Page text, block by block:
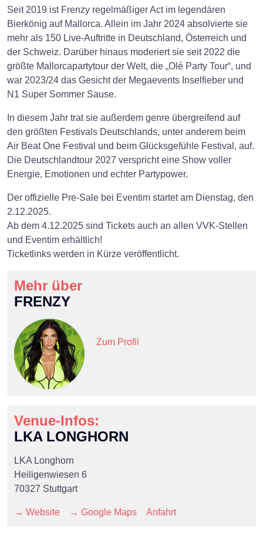
Seit 2019 ist Frenzy regelmäßiger Act im legendären
Bierkönig auf Mallorca. Allein im Jahr 2024 absolvierte sie
mehr als 150 Live-Auftritte in Deutschland, Österreich und
der Schweiz. Darüber hinaus moderiert sie seit 2022 die
größte Mallorcapartytour der Welt, die „Olé Party Tour“, und
war 2023/24 das Gesicht der Megaevents Inselfieber und
N1 Super Sommer Sause.
In diesem Jahr trat sie außerdem genre übergreifend auf
den größten Festivals Deutschlands, unter anderem beim
Air Beat One Festival und beim Glücksgefühle Festival, auf.
Die Deutschlandtour 2027 verspricht eine Show voller
Energie, Emotionen und echter Partypower.
Der offizielle Pre-Sale bei Eventim startet am Dienstag, den
2.12.2025.
Ab dem 4.12.2025 sind Tickets auch an allen VVK-Stellen
und Eventim erhältlich!
Ticketlinks werden in Kürze veröffentlicht.
Mehr über
FRENZY
Zum Profil
Venue-Infos:
LKA LONGHORN
LKA Longhorn
Heiligenwiesen 6
70327 Stuttgart
→ Website → Google Maps Anfahrt